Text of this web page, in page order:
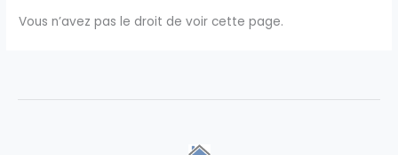
Vous n’avez pas le droit de voir cette page.